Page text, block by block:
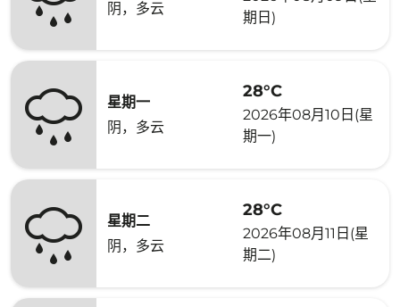
阴，多云
期日)
星期一
阴，多云
28°C
2026年08月10日(星
期一)
星期二
阴，多云
28°C
2026年08月11日(星
期二)